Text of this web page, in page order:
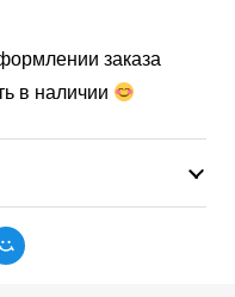
заказа
в наличии